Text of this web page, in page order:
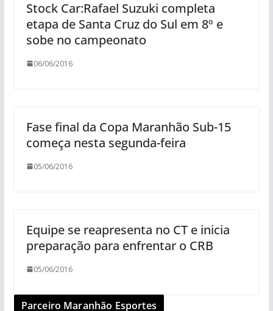
Stock Car:Rafael Suzuki completa
etapa de Santa Cruz do Sul em 8º e
sobe no campeonato
06/06/2016
Fase final da Copa Maranhão Sub-15
começa nesta segunda-feira
05/06/2016
Equipe se reapresenta no CT e inicia
preparação para enfrentar o CRB
05/06/2016
Parceiro Maranhão Esportes